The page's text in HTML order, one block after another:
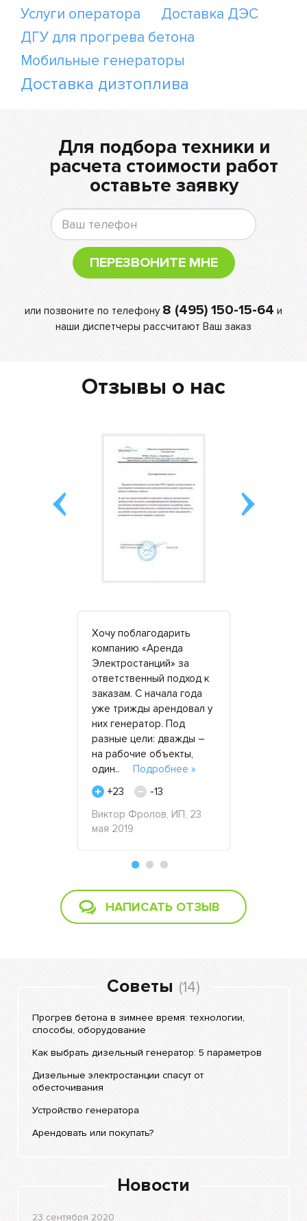
Услуги оператора
Доставка ДЭС
ДГУ для прогрева бетона
Мобильные генераторы
Доставка дизтоплива
Для подбора техники и
расчета стоимости работ
оставьте заявку
ПЕРЕЗВОНИТЕ МНЕ
или позвоните по телефону 8 (495) 150-15-64 и
наши диспетчеры рассчитают Ваш заказ
Отзывы о нас
Хочу поблагодарить
компанию «Аренда
Электростанций» за
ответственный подход к
заказам. С начала года
уже трижды арендовал у
них генератор. Под
разные цели: дважды –
на рабочие объекты,
один.. Подробнее »
+23
-13
Виктор Фролов, ИП, 23
мая 2019
НАПИСАТЬ ОТЗЫВ
Советы (14)
Прогрев бетона в зимнее время: технологии,
способы, оборудование
Как выбрать дизельный генератор: 5 параметров
Дизельные электростанции спасут от
обесточивания
Устройство генератора
Арендовать или покупать?
Новости
23 сентября 2020